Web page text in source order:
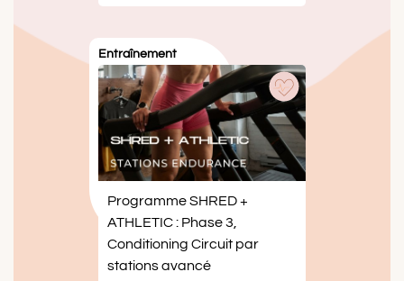
Entraînement
Programme SHRED +
ATHLETIC : Phase 3,
Conditioning Circuit par
stations avancé